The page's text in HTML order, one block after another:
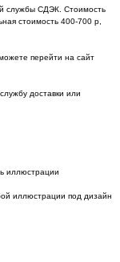
службы СДЭК. Стоимость
стоимость 400-700 р,
перейти на сайт
доставки или
иллюстрации
иллюстрации под дизайн